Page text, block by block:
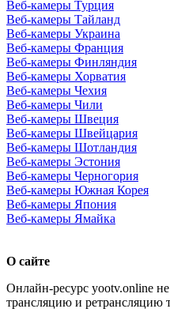
Веб-камеры Турция
Веб-камеры Тайланд
Веб-камеры Украина
Веб-камеры Франция
Веб-камеры Финляндия
Веб-камеры Хорватия
Веб-камеры Чехия
Веб-камеры Чили
Веб-камеры Швеция
Веб-камеры Швейцария
Веб-камеры Шотландия
Веб-камеры Эстония
Веб-камеры Черногория
Веб-камеры Южная Корея
Веб-камеры Япония
Веб-камеры Ямайка
О сайте
Онлайн-ресурс yootv.online
трансляцию и ретрансляцию